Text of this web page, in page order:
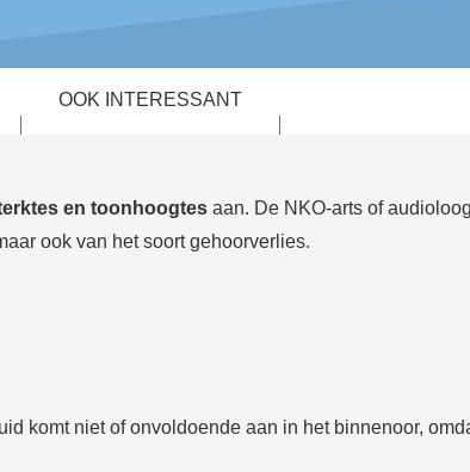
OOK INTERESSANT
en toonhoogtes aan. De NKO-arts of
ook van het soort gehoorverlies.
komt niet of onvoldoende aan in het binnenoor,